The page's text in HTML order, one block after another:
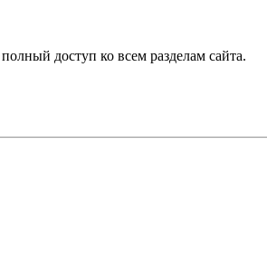
доступ ко всем разделам сайта.